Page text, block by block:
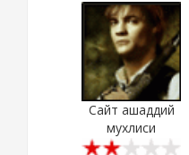
Сайт ашаддий
мухлиси